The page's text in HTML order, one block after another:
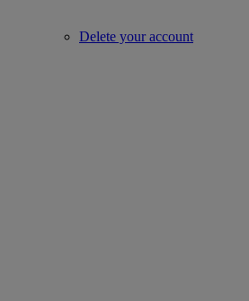
Delete your account